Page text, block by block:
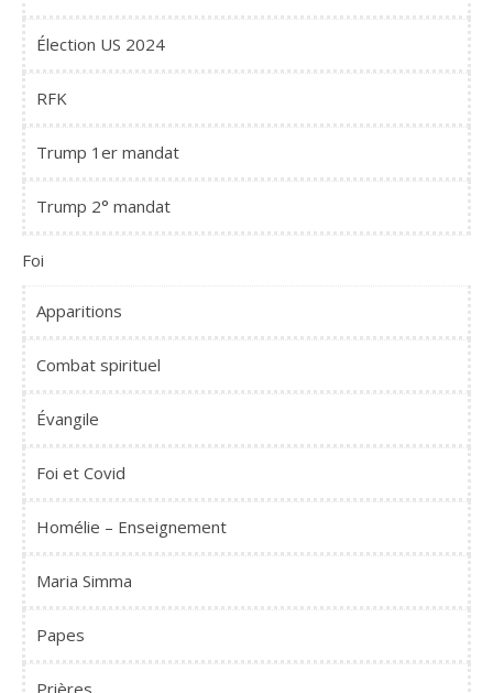
Élection US 2024
RFK
Trump 1er mandat
Trump 2° mandat
Foi
Apparitions
Combat spirituel
Évangile
Foi et Covid
Homélie – Enseignement
Maria Simma
Papes